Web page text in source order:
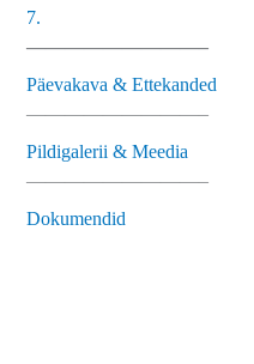
7.
—————————–
Päevakava & Ettekanded
—————————–
Pildigalerii & Meedia
—————————–
Dokumendid